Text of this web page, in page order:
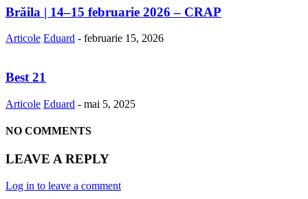
Brăila | 14–15 februarie 2026 – CRAP
Articole Eduard - februarie 15, 2026
Best 21
Articole Eduard - mai 5, 2025
NO COMMENTS
LEAVE A REPLY
Log in to leave a comment